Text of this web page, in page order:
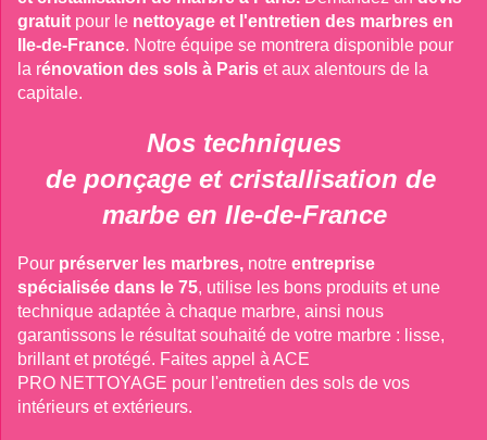
gratuit pour le nettoyage et l'entretien des marbres en
Ile-de-France. Notre équipe se montrera disponible pour
la rénovation des sols à Paris et aux alentours de la
capitale.
Nos techniques
de ponçage et cristallisation de
marbe en Ile-de-France
Pour préserver les marbres, notre entreprise
spécialisée dans le 75, utilise les bons produits et une
technique adaptée à chaque marbre, ainsi nous
garantissons le résultat souhaité de votre marbre : lisse,
brillant et protégé. Faites appel à ACE
PRO NETTOYAGE pour l'entretien des sols de vos
intérieurs et extérieurs.